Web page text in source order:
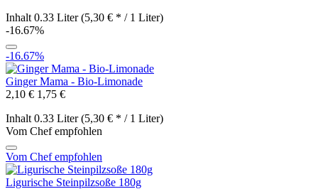
Inhalt 0.33 Liter(5,30 € * / 1 Liter)
-16.67%
-16.67%
Ginger Mama - Bio-Limonade
2,10 € 1,75 €
Inhalt 0.33 Liter(5,30 € * / 1 Liter)
Vom Chef empfohlen
Vom Chef empfohlen
Ligurische Steinpilzsoße 180g